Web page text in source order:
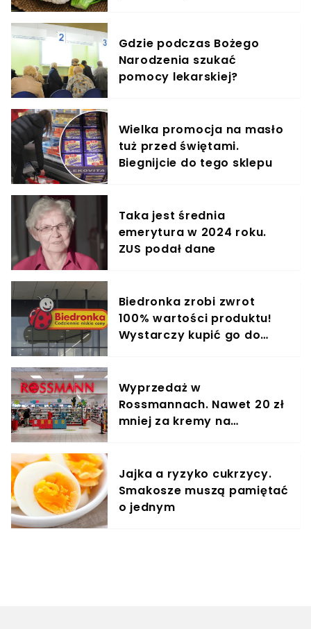
Gdzie podczas Bożego
Narodzenia szukać
pomocy lekarskiej?
Wielka promocja na masło
tuż przed świętami.
Biegnijcie do tego sklepu
Taka jest średnia
emerytura w 2024 roku.
ZUS podał dane
Biedronka zrobi zwrot
100% wartości produktu!
Wystarczy kupić go do
Wyprzedaż w
Rossmannach. Nawet 20 zł
mniej za kremy na
Jajka a ryzyko cukrzycy.
Smakosze muszą pamiętać
o jednym